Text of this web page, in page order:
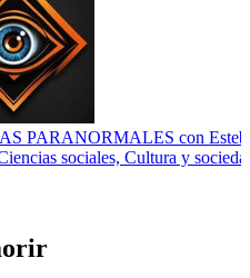
PARANORMALES con
sociales, Cultura y